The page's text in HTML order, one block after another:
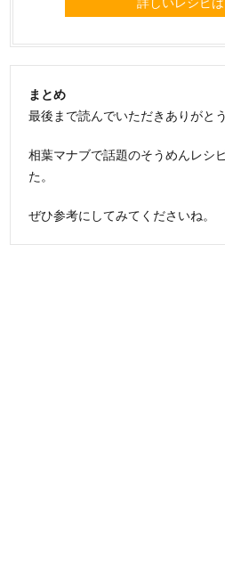
まとめ
最後まで読んでいただきありがと
相葉マナブで話題のそうめんレシ
た。
ぜひ参考にしてみてくださいね。